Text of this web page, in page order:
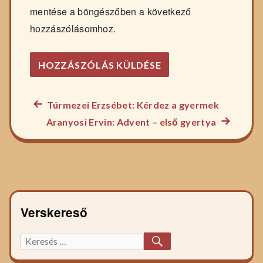
mentése a böngészőben a következő
hozzászólásomhoz.
Bejegyzés
navigáció
Előző
főzelék
recept:
Túrmezei Erzsébet: Kérdez a gyermek
Aranyosi Ervin: Advent – első gyertya
főzelék
Verskereső
Keresett
főzelék